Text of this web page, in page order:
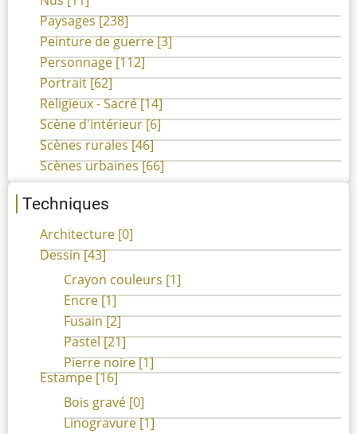
Paysages[238]
Peinture de guerre[3]
Personnage[112]
Portrait[62]
Religieux - Sacré[14]
Scène d'intérieur[6]
Scènes rurales[46]
Scènes urbaines[66]
Techniques
Architecture [0]
Dessin[43]
Crayon couleurs [1]
Encre[1]
Fusain[2]
Pastel[21]
Pierre noire[1]
Estampe[16]
Bois gravé [0]
Linogravure[1]